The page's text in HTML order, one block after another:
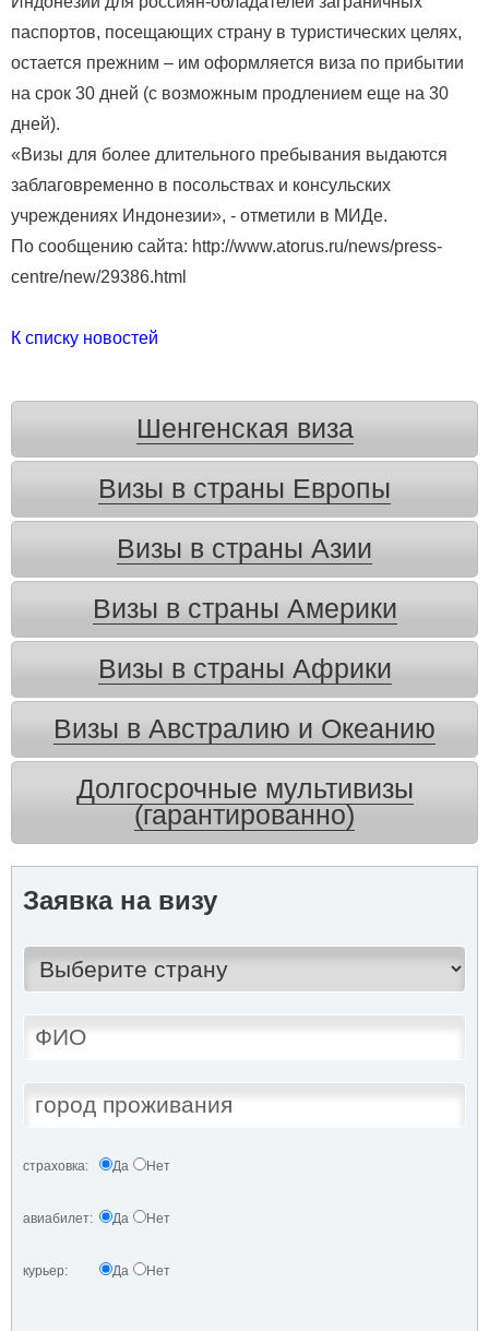
паспортов, посещающих страну в туристических целях,
остается прежним – им оформляется виза по прибытии
на срок 30 дней (с возможным продлением еще на 30
дней).
«Визы для более длительного пребывания выдаются
заблаговременно в посольствах и консульских
учреждениях Индонезии», - отметили в МИДе.
По сообщению сайта: http://www.atorus.ru/news/press-
centre/new/29386.html
К списку новостей
Шенгенская виза
Визы в страны Европы
Визы в страны Азии
Визы в страны Америки
Визы в страны Африки
Визы в Австралию и Океанию
Долгосрочные мультивизы
(гарантированно)
Заявка на визу
страховка: Да Нет
авиабилет: Да Нет
курьер: Да Нет